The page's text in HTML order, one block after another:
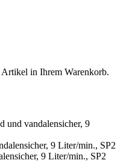
Artikel in Ihrem Warenkorb.
und vandalensicher, 9
9 Liter/min., SP2